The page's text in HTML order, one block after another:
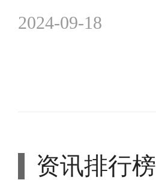
2024-09-18
资讯排行榜